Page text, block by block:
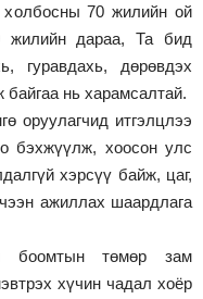
холбосны 70 жилийн ой
жилийн дараа, Та бид
гуравдахь, дөрөвдэх
нь харамсалтай.
оруулагчид итгэлцлээ
бэхжүүлж, хоосон улс
хэрсүү байж, цаг,
ажиллах шаардлага
боомтын төмөр зам
хүчин чадал хоёр